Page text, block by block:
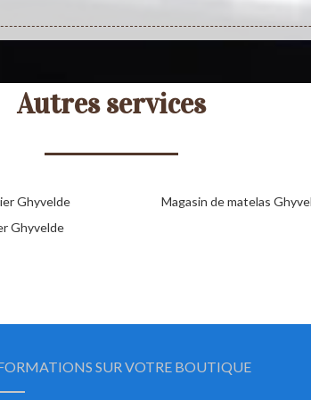
Autres services
Ghyvelde
Ghyvelde
Magasin de matelas
SUR VOTRE BOUTIQUE